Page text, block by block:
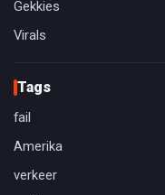
Gekkies
Virals
Tags
fail
Amerika
verkeer